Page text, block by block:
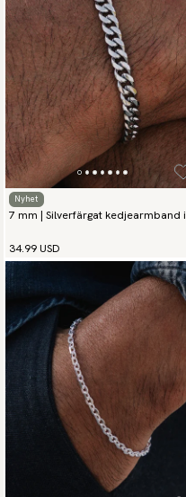
Nyhet
7 mm | Silverfärgat kedjearmband i
34.99 USD